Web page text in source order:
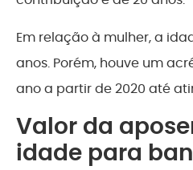
Em relação à mulher, a
anos. Porém, houve um
ano a partir de 2020 até
Valor da
idade para